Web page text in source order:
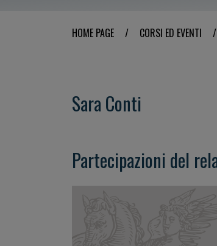
HOME PAGE / CORSI ED EVENTI /
Sara Conti
Partecipazioni del